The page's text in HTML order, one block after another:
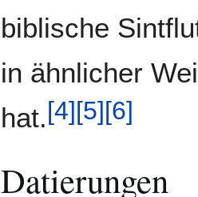
biblische
in ähnlicher
hat.[4][5][6]
Datierungen